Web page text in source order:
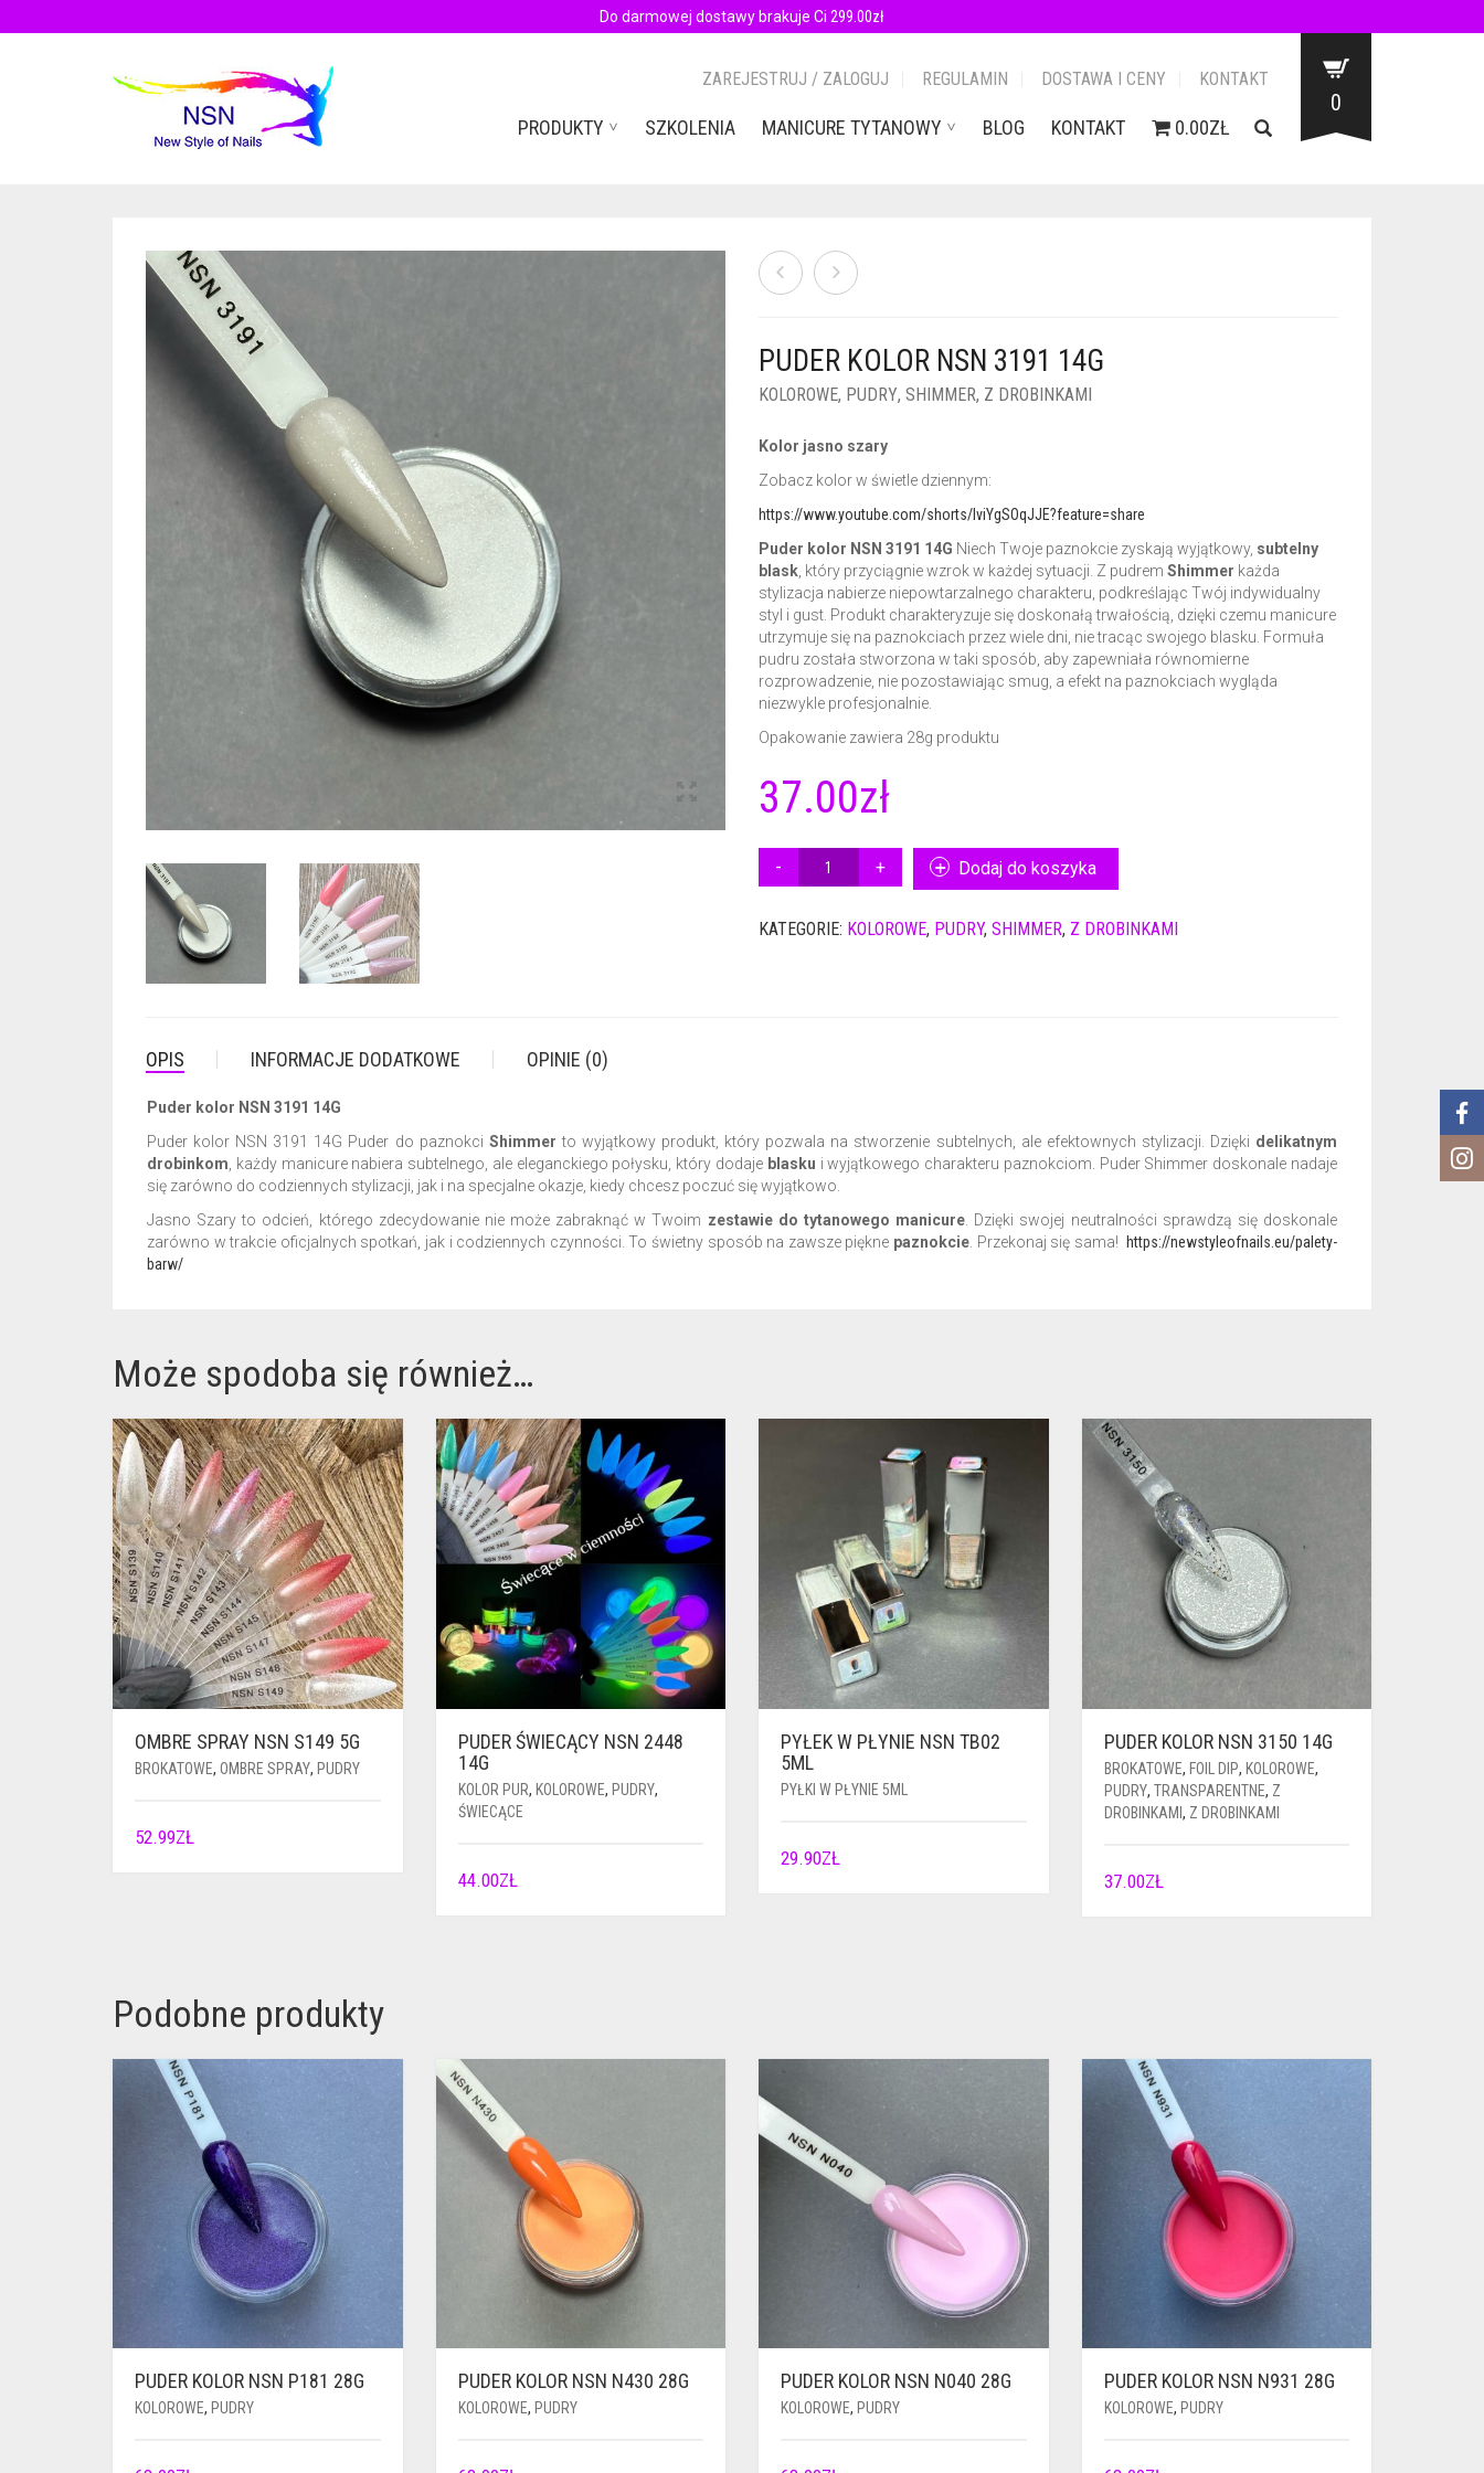
Do darmowej dostawy brakuje Ci 299.00zł
ZAREJESTRUJ / ZALOGUJ REGULAMIN DOSTAWA I CENY KONTAKT
PRODUKTY SZKOLENIA MANICURE TYTANOWY BLOG KONTAKT 0.00ZŁ
0
PUDER KOLOR NSN 3191 14G
KOLOROWE, PUDRY, SHIMMER, Z DROBINKAMI
Kolor jasno szary
Zobacz kolor w świetle dziennym:
https://www.youtube.com/shorts/lviYgSOqJJE?feature=share
Puder kolor NSN 3191 14G Niech Twoje paznokcie zyskają wyjątkowy, subtelny
blask , który przyciągnie wzrok w każdej sytuacji. Z pudrem Shimmer każda
stylizacja nabierze niepowtarzalnego charakteru, podkreślając Twój indywidualny
styl i gust. Produkt charakteryzuje się doskonałą trwałością, dzięki czemu manicure
utrzymuje się na paznokciach przez wiele dni, nie tracąc swojego blasku. Formuła
pudru została stworzona w taki sposób, aby zapewniała równomierne
rozprowadzenie, nie pozostawiając smug, a efekt na paznokciach wygląda
niezwykle profesjonalnie.
Opakowanie zawiera 28g produktu
37.00zł
PUDER
NSN
Dodaj do koszyka
KATEGORIE: KOLOROWE, PUDRY, SHIMMER, Z DROBINKAMI
OPIS INFORMACJE DODATKOWE OPINIE (0)
Puder kolor NSN 3191 14G
Puder kolor NSN 3191 14G Puder do paznokci Shimmer to wyjątkowy produkt, który pozwala na stworzenie subtelnych, ale efektownych stylizacji. Dzięki delikatnym
drobinkom , każdy manicure nabiera subtelnego, ale eleganckiego połysku, który dodaje blasku i wyjątkowego charakteru paznokciom. Puder Shimmer doskonale nadaje
się zarówno do codziennych stylizacji, jak i na specjalne okazje, kiedy chcesz poczuć się wyjątkowo.
Jasno Szary to odcień, którego zdecydowanie nie może zabraknąć w Twoim zestawie do tytanowego manicure . Dzięki swojej neutralności sprawdzą się doskonale
zarówno w trakcie oficjalnych spotkań, jak i codziennych czynności. To świetny sposób na zawsze piękne paznokcie . Przekonaj się sama!
https://newstyleofnails.eu/palety-
barw/
Może spodoba się również…
OMBRE SPRAY NSN S149 5G
BROKATOWE, OMBRE SPRAY, PUDRY
52.99ZŁ
PUDER ŚWIECĄCY NSN 2448
14G
KOLOR PUR, KOLOROWE, PUDRY,
ŚWIECĄCE
44.00ZŁ
PYŁEK W PŁYNIE NSN TB02
5ML
PYŁKI W PŁYNIE 5ML
29.90ZŁ
PUDER KOLOR NSN 3150 14G
BROKATOWE, FOIL DIP, KOLOROWE,
PUDRY, TRANSPARENTNE, Z
DROBINKAMI, Z DROBINKAMI
37.00ZŁ
Podobne produkty
PUDER KOLOR NSN P181 28G
KOLOROWE, PUDRY
PUDER KOLOR NSN N430 28G
KOLOROWE, PUDRY
PUDER KOLOR NSN N040 28G
KOLOROWE, PUDRY
PUDER KOLOR NSN N931 28G
KOLOROWE, PUDRY